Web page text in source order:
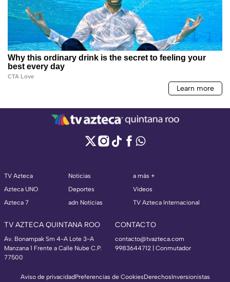
TV Azteca
Azteca UNO
Azteca 7
Noticias
Deportes
adn Noticias
a más +
Videos
TV Azteca Internacional
TV AZTECA QUINTANA ROO
Av. Bonampak Sm 4-A Lote 3-A
Manzana 1 Frente a Calle Nube C.P.
77500
CONTACTO
contacto@tvazteca.com
9983644712 | Conmutador
Aviso de privacidadPreferencias de CookiesDerechosInversionistas